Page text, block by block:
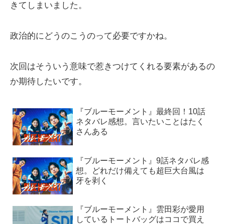
きてしまいました。
政治的にどうのこうのって必要ですかね。
次回はそういう意味で惹きつけてくれる要素があるの
か期待したいです。
『ブルーモーメント』最終回！10話
ネタバレ感想。言いたいことはたく
さんある
『ブルーモーメント』9話ネタバレ感
想。どれだけ備えても超巨大台風は
牙を剥く
『ブルーモーメント』雲田彩が愛用
しているトートバッグはココで買え